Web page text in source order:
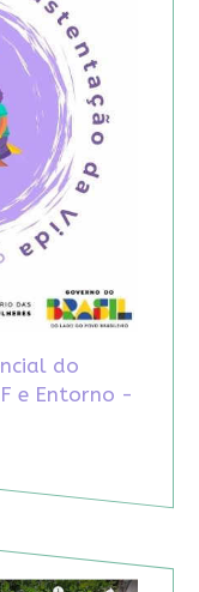
do
e Entorno -